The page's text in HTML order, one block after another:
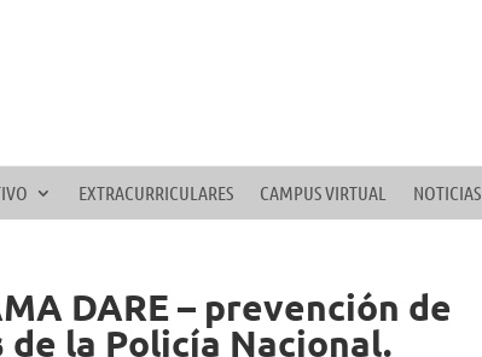
EXTRACURRICULARES CAMPUS VIRTUAL NOTICIAS
DARE – prevención de
la Policía Nacional.